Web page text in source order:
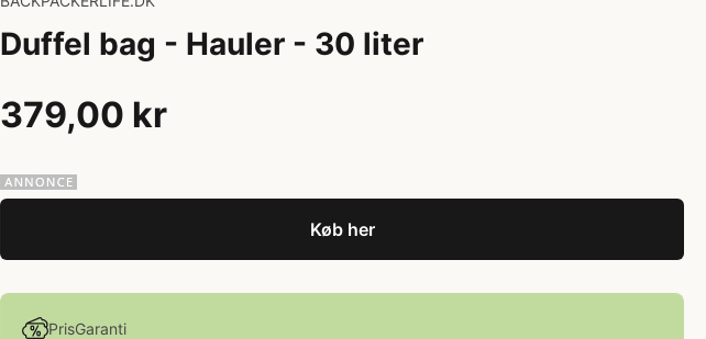
Duffel bag - Hauler - 30 liter
379,00 kr
Køb her
PrisGaranti